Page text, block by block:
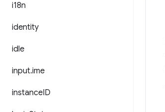
i18n
identity
idle
input.ime
instanceID